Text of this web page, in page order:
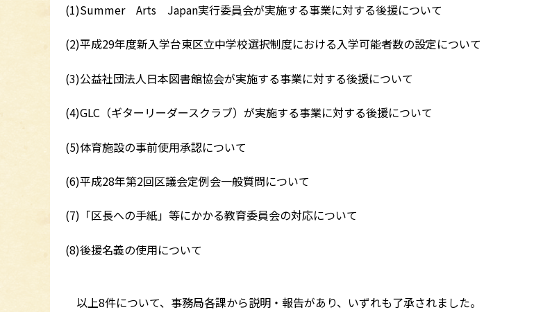
(1)Summer Arts Japan実行委員会が実施する事業に対する後援について
(2)平成29年度新入学台東区立中学校選択制度における入学可能者数の設定について
(3)公益社団法人日本図書館協会が実施する事業に対する後援について
(4)GLC（ギターリーダースクラブ）が実施する事業に対する後援について
(5)体育施設の事前使用承認について
(6)平成28年第2回区議会定例会一般質問について
(7)「区長への手紙」等にかかる教育委員会の対応について
(8)後援名義の使用について
以上8件について、事務局各課から説明・報告があり、いずれも了承されました。